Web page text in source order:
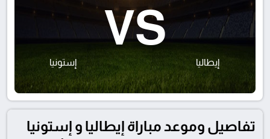
إيطاليا
VS
إستونيا
تفاصيل وموعد مباراة إيطاليا و إستونيا